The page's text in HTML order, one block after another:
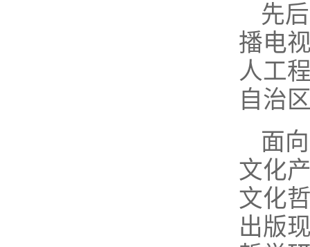
先
播电
人工
自治
面
文化
文化
出版